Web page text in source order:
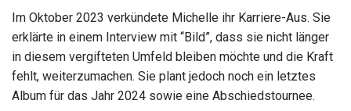
Im Oktober 2023 verkündete Michelle ihr Karriere-Aus. Sie
erklärte in einem Interview mit “Bild”, dass sie nicht länger
in diesem vergifteten Umfeld bleiben möchte und die Kraft
fehlt, weiterzumachen. Sie plant jedoch noch ein letztes
Album für das Jahr 2024 sowie eine Abschiedstournee.